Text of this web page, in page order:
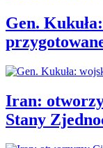
Gen.
Iran:
Stany